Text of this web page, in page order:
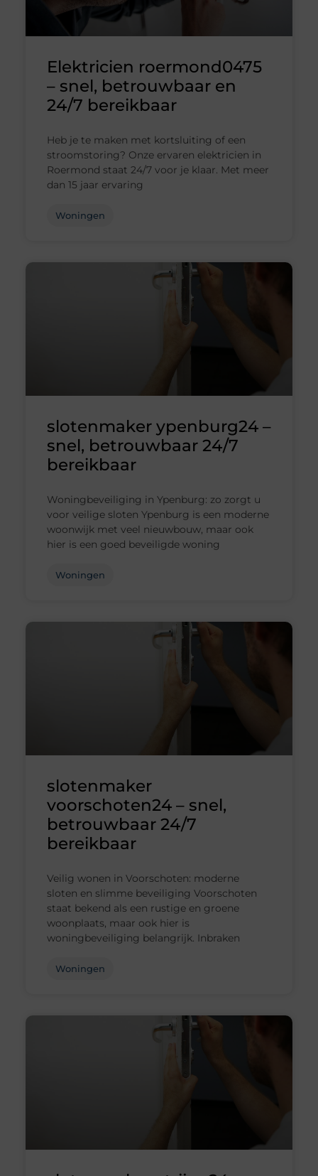
Elektricien roermond0475
– snel, betrouwbaar en
24/7 bereikbaar
Heb je te maken met kortsluiting of een
stroomstoring? Onze ervaren elektricien in
Roermond staat 24/7 voor je klaar. Met meer
dan 15 jaar ervaring
Woningen
slotenmaker ypenburg24 –
snel, betrouwbaar 24/7
bereikbaar
Woningbeveiliging in Ypenburg: zo zorgt u
voor veilige sloten Ypenburg is een moderne
woonwijk met veel nieuwbouw, maar ook
hier is een goed beveiligde woning
Woningen
slotenmaker
voorschoten24 – snel,
betrouwbaar 24/7
bereikbaar
Veilig wonen in Voorschoten: moderne
sloten en slimme beveiliging Voorschoten
staat bekend als een rustige en groene
woonplaats, maar ook hier is
woningbeveiliging belangrijk. Inbraken
Woningen